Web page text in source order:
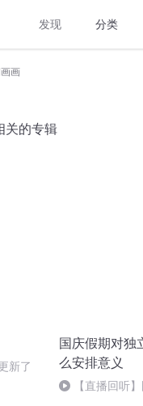
发现 分类
画
关的专辑
新了
国庆假期对独
么安排意义
【直播回听